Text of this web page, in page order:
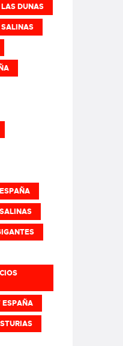
DUNAS
SALINAS
ESPAÑA